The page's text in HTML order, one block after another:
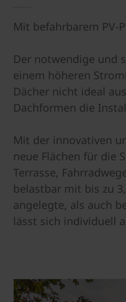
Mit befahrbarem
Der notwendige und
einem höheren
Dächer nicht ideal
Dachformen die
Mit der innovativen
neue Flächen für die
Terrasse,
belastbar mit bis zu
angelegte, als auch
lässt sich individuell